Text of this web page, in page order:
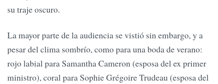
su traje oscuro.
La mayor parte de la audiencia se vistió sin embargo, y a
pesar del clima sombrío, como para una boda de verano:
rojo labial para Samantha Cameron (esposa del ex primer
ministro), coral para Sophie Grégoire Trudeau (esposa del